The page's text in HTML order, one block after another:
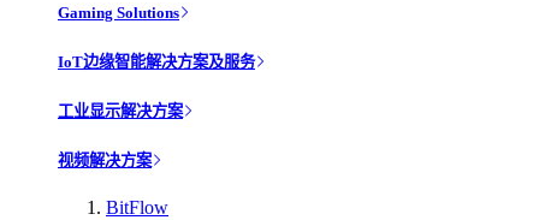
Gaming Solutions
IoT边缘智能解决方案及服务
工业显示解决方案
视频解决方案
BitFlow